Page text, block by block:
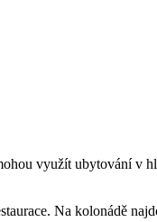
využít ubytování v
Na kolonádě